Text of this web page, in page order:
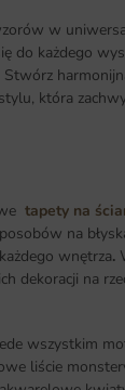
w
do każdego
która
tapety na
na
wnętrza.
dekoracji na
wszystkim
liście